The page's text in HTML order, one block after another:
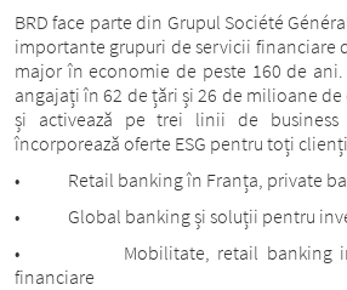
BRD face parte din Grupul Société
importante grupuri de servicii financiare
major în economie de peste 160 de ani.
angajați în 62 de țări și 26 de milioane
și activează pe trei linii de business
încorporează oferte ESG pentru toți
• Retail banking în Franța, private
• Global banking și soluții pentru
• Mobilitate, retail banking
financiare